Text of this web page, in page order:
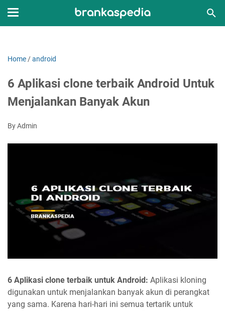
Home /android
6 Aplikasi clone terbaik Android Untuk
Menjalankan Banyak Akun
By Admin
6 Aplikasi clone terbaik untuk Android: Aplikasi kloning
digunakan untuk menjalankan banyak akun di perangkat
yang sama. Karena hari-hari ini semua tertarik untuk